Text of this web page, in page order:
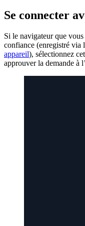
Se connecter
Si le navigateur que
confiance (enregistré via
appareil), sélectionnez
approuver la demande à